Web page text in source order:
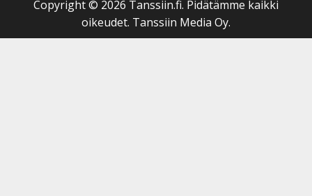
Copyright © 2026 Tanssiin.fi. Pidätämme kaikki
oikeudet. Tanssiin Media Oy.